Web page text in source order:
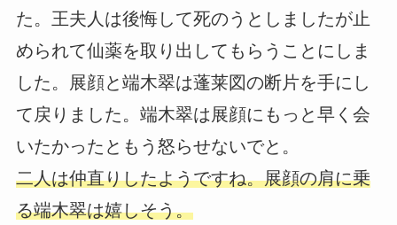
た。王夫人は後悔して死のうとしましたが止
められて仙薬を取り出してもらうことにしま
した。展顔と端木翠は蓬莱図の断片を手にし
て戻りました。端木翠は展顔にもっと早く会
いたかったともう怒らせないでと。
二人は仲直りしたようですね。展顔の肩に乗
る端木翠は嬉しそう。